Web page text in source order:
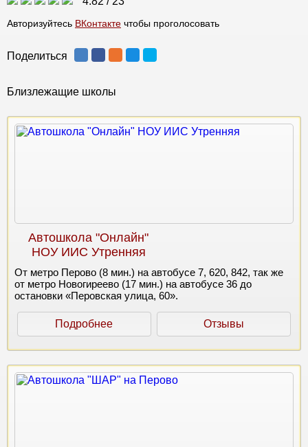
Авторизуйтесь ВКонтакте чтобы проголосовать
Поделиться
Близлежащие школы
Автошкола "Онлайн"
НОУ ИИС Утренняя
От метро Перово (8 мин.) на автобусе 7, 620, 842, так же
от метро Новогиреево (17 мин.) на автобусе 36 до
остановки «Перовская улица, 60».
Подробнее Отзывы